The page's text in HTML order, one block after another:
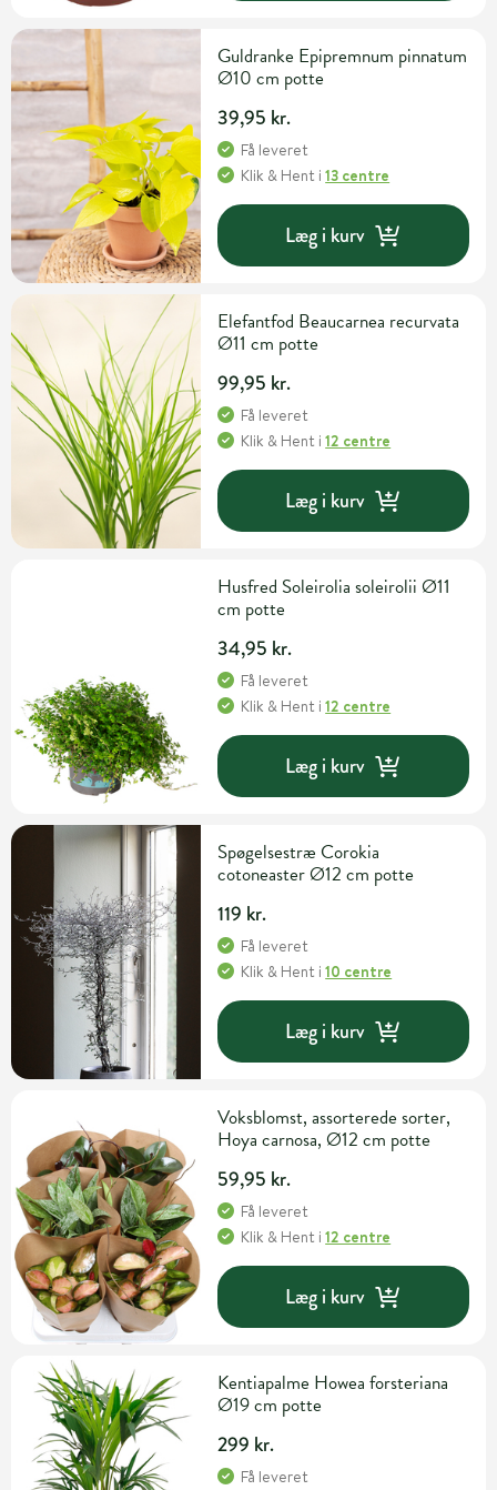
Guldranke Epipremnum pinnatum
Ø10 cm potte
39,95 kr.
Få leveret
Klik & Hent i13 centre
Læg i kurv
Elefantfod Beaucarnea recurvata
Ø11 cm potte
99,95 kr.
Få leveret
Klik & Hent i12 centre
Læg i kurv
Husfred Soleirolia soleirolii Ø11
cm potte
34,95 kr.
Få leveret
Klik & Hent i12 centre
Læg i kurv
Spøgelsestræ Corokia
cotoneaster Ø12 cm potte
119 kr.
Få leveret
Klik & Hent i10 centre
Læg i kurv
Voksblomst, assorterede sorter,
Hoya carnosa, Ø12 cm potte
59,95 kr.
Få leveret
Klik & Hent i12 centre
Læg i kurv
Kentiapalme Howea forsteriana
Ø19 cm potte
299 kr.
Få leveret